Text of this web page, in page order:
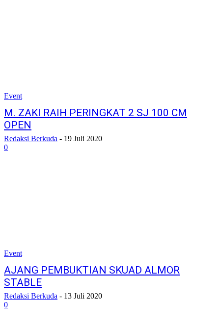
Event
M. ZAKI RAIH PERINGKAT 2 SJ 100 CM
OPEN
Redaksi Berkuda - 19 Juli 2020
0
Event
AJANG PEMBUKTIAN SKUAD ALMOR
STABLE
Redaksi Berkuda - 13 Juli 2020
0